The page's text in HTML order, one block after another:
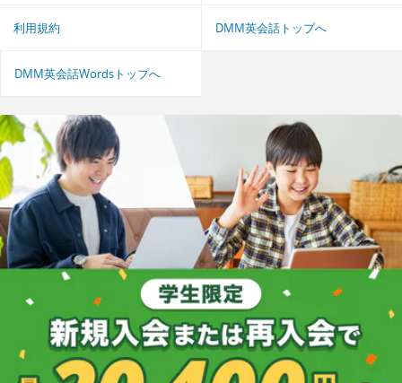
利用規約 DMM英会話トップへ
DMM英会話Wordsトップへ